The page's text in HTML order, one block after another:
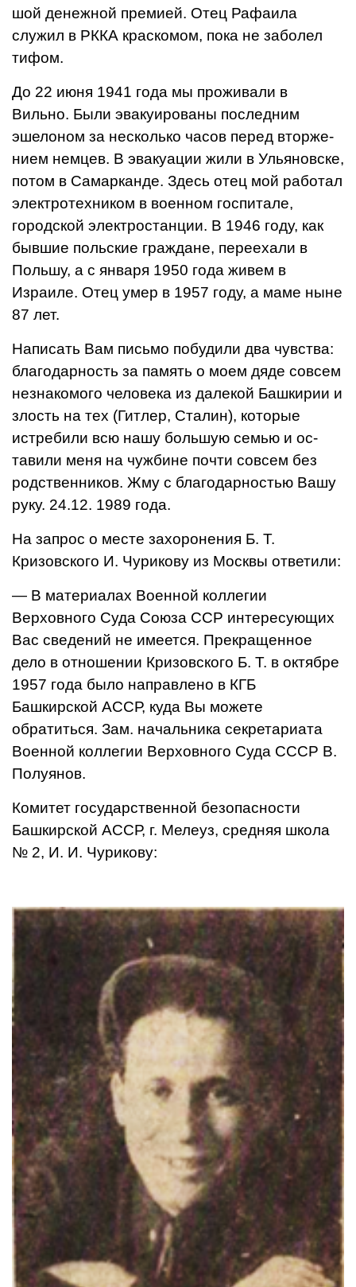
шой денежной премией. Отец Ра­фаила
служил в РККА краскомом, пока не заболел
тифом.
До 22 июня 1941 года мы про­живали в
Вильно. Были эвакуи­рованы последним
эшелоном за несколько часов перед вторже­
нием немцев. В эвакуации жили в Ульяновске,
потом в Самар­канде. Здесь отец мой работал
электротехником в военном гос­питале,
городской электростан­ции. В 1946 году, как
бывшие польские граждане, переехали в
Польшу, а с января 1950 года живем в
Израиле. Отец умер в 1957 году, а маме ныне
87 лет.
Написать Вам письмо побуди­ли два чувства:
благодарность за память о моем дяде совсем
не­знакомого человека из далекой Башкирии и
злость на тех (Гит­лер, Сталин), которые
истребили всю нашу большую семью и ос­
тавили меня на чужбине почти совсем без
родственников. Жму с благодарностью Вашу
руку. 24.12. 1989 года.
На запрос о месте захоронения Б. Т.
Кризовского И. Чурикову из Москвы ответили:
— В материалах Военной кол­легии
Верховного Суда Союза ССР интересующих
Вас сведений не имеется. Прекращенное
дело в отношении Кризовского Б. Т. в октябре
1957 года было направ­лено в КГБ
Башкирской АССР, ку­да Вы можете
обратиться. Зам. начальника секретариата
Военной коллегии Верховного Суда СССР В.
Полуянов.
Комитет государственной безо­пасности
Башкирской АССР, г. Мелеуз, средняя школа
№ 2,­ И. И. Чурикову: